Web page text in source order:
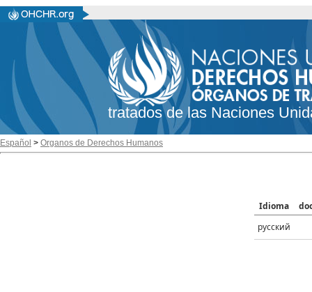
tratados de las Naciones
Español > Organos de Derechos Humanos
Idioma
русский